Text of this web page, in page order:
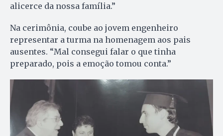
alicerce da nossa família.”
Na cerimônia, coube ao jovem engenheiro
representar a turma na homenagem aos pais
ausentes. “Mal consegui falar o que tinha
preparado, pois a emoção tomou conta.”